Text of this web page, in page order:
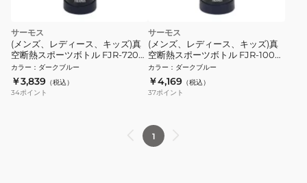
サーモス
(メンズ、レディース、キッズ)真
空断熱スポーツボトル FJR-720
MDB
カラー ： ダークブルー
￥3,839 （税込）
34ポイント
サーモス
(メンズ、レディース、キッズ)真
空断熱スポーツボトル FJR-1000
MDB
カラー ： ダークブルー
￥4,169 （税込）
37ポイント
1